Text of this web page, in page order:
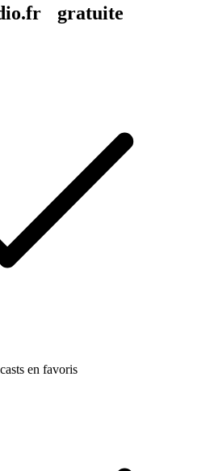
gratuite
en favoris